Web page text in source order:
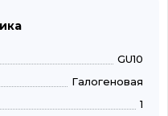
GU10
Галогеновая
1